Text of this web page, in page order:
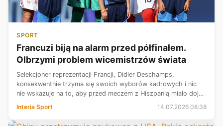
SPORT
Francuzi biją na alarm przed półfinałem.
Olbrzymi problem wicemistrzów świata
Selekcjoner reprezentacji Francji, Didier Deschamps,
konsekwentnie trzyma się swoich wyborów kadrowych i nic
nie wskazuje na to, aby przed meczem z Hiszpanią miało dojść
do rewolucji. "L'Equipe" postanowił więc przed rywalizacją o
finał skupić się na...
Interia Sport 14.07.2026 08:38